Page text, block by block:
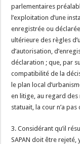
parlementaires
l’exploitation d’une
enregistrée ou
ultérieure des règles
d’autorisation,
déclaration ; que, par
compatibilité de la
le plan local
en litige, au regard des
statuait, la cour n’a
3. Considérant qu’il
SAPAN doit être rejeté,